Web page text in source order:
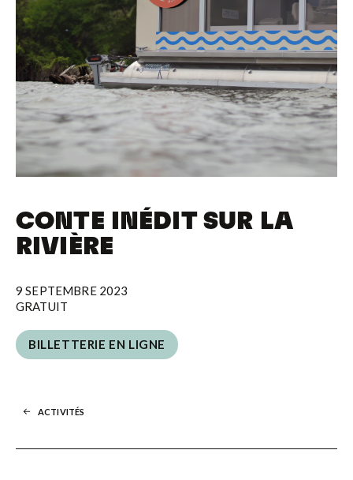
CONTE INÉDIT SUR LA
RIVIÈRE
9 SEPTEMBRE 2023
GRATUIT
BILLETTERIE EN LIGNE
ACTIVITÉS